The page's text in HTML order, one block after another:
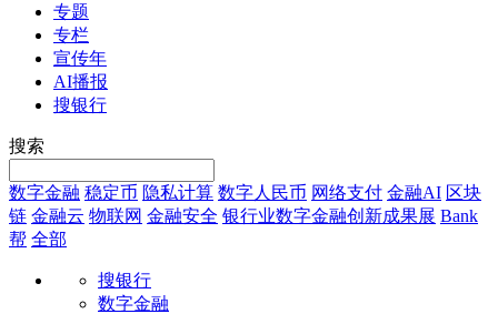
专题
专栏
宣传年
AI播报
搜银行
搜索
数字金融 稳定币 隐私计算 数字人民币 网络支付 金融AI 区块
链 金融云 物联网 金融安全 银行业数字金融创新成果展 Bank
帮 全部
搜银行
数字金融